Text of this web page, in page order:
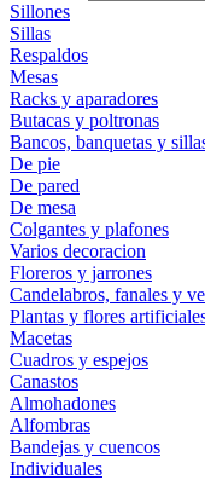
Sillones
Sillas
Respaldos
Mesas
Racks y aparadores
Butacas y poltronas
Bancos, banquetas y
De pie
De pared
De mesa
Colgantes y plafones
Varios decoracion
Floreros y jarrones
Candelabros, fanales y
Plantas y flores
Macetas
Cuadros y espejos
Canastos
Almohadones
Alfombras
Bandejas y cuencos
Individuales